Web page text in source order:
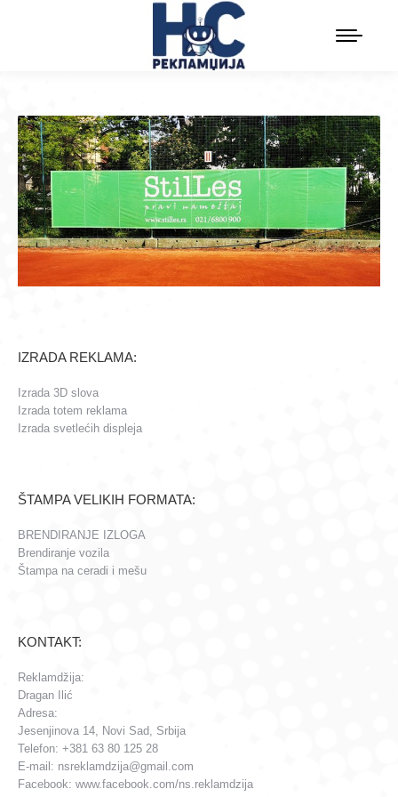
IZRADA REKLAMA:
Izrada 3D slova
Izrada totem reklama
Izrada svetlećih displeja
ŠTAMPA VELIKIH FORMATA:
BRENDIRANJE IZLOGA
Brendiranje vozila
Štampa na ceradi i mešu
KONTAKT:
Reklamdžija:
Dragan Ilić
Adresa:
Jesenjinova 14, Novi Sad, Srbija
Telefon: +381 63 80 125 28
E-mail: nsreklamdzija@gmail.com
Facebook: www.facebook.com/ns.reklamdzija